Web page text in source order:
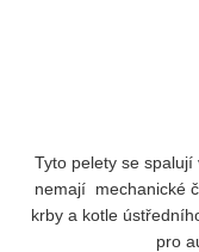
Tyto pelety se
nemají mechanické
krby a kotle
pro